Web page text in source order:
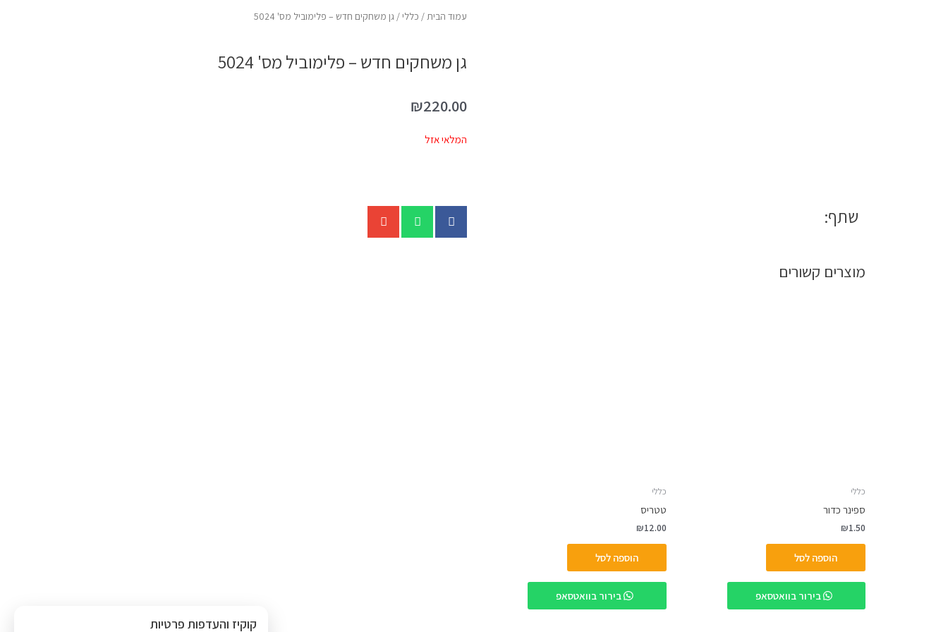
עמוד הבית/ כללי/ גן משחקים חדש – פלימוביל מס' 5024
גן משחקים חדש – פלימוביל מס' 5024
₪220.00
המלאי אזל
שתף:
מוצרים קשורים
כללי
ספינר כדור
₪1.50
הוספה לסל
בירור בוואטסאפ
כללי
טטריס
₪12.00
הוספה לסל
בירור בוואטסאפ
קוקיז והעדפות פרטיות